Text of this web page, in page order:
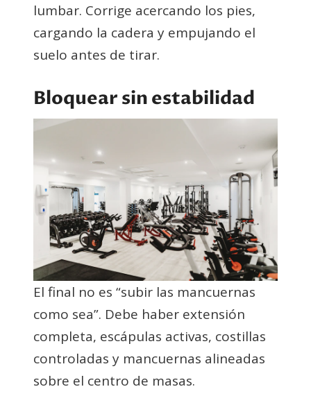
lumbar. Corrige acercando los pies,
cargando la cadera y empujando el
suelo antes de tirar.
Bloquear sin estabilidad
El final no es “subir las mancuernas
como sea”. Debe haber extensión
completa, escápulas activas, costillas
controladas y mancuernas alineadas
sobre el centro de masas.